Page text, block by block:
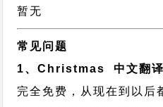
暂无
常见问题
1、Christmas 中文翻译
完全免费，从现在到以后